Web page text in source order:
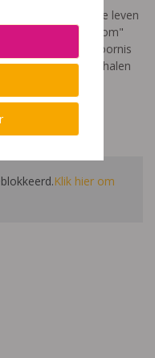
hoe het is om te leven
"Ik heet niet dom"
van een leerstoornis
klas. Je hoort verhalen
Klik hier om